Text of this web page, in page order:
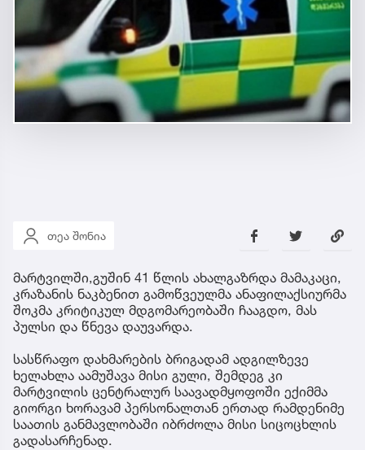
თეა შონია
მარტვილში,გუშინ 41 წლის ახალგაზრდა მამაკაცი,
კრაზანის ნაკბენით გამოწვეულმა ანაფილაქსიურმა
შოკმა კრიტიკულ მდგომარეობაში ჩააგდო, მას
პულსი და წნევა დაუვარდა.
სასწრაფო დახმარების ბრიგადამ ადგილზევე
ხელახლა აამუშავა მისი გული, შემდეგ კი
მარტვილის ცენტრალურ საავადმყოფოში ექიმმა
გიორგი ხორავამ პერსონალთან ერთად რამდენიმე
საათის განმავლობაში იბრძოლა მისი სიცოცხლის
გადასარჩენად.